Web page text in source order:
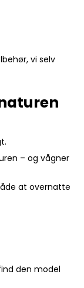
vi selv
– og vågner
at overnatte
den model